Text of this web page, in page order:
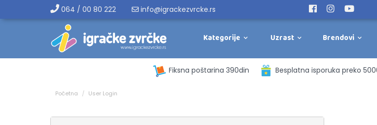
064 / 00 80 222 info@igrackezvrcke.rs
Kategorije Uzrast Brendovi
Fiksna poštarina 390din Besplatna isporuka preko
Početna User Login